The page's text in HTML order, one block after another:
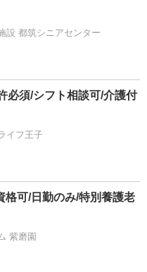
設 都筑シニアセンター
必須/シフト相談可/介護付
イフ王子
格可/日勤のみ/特別養護老
紫磨園